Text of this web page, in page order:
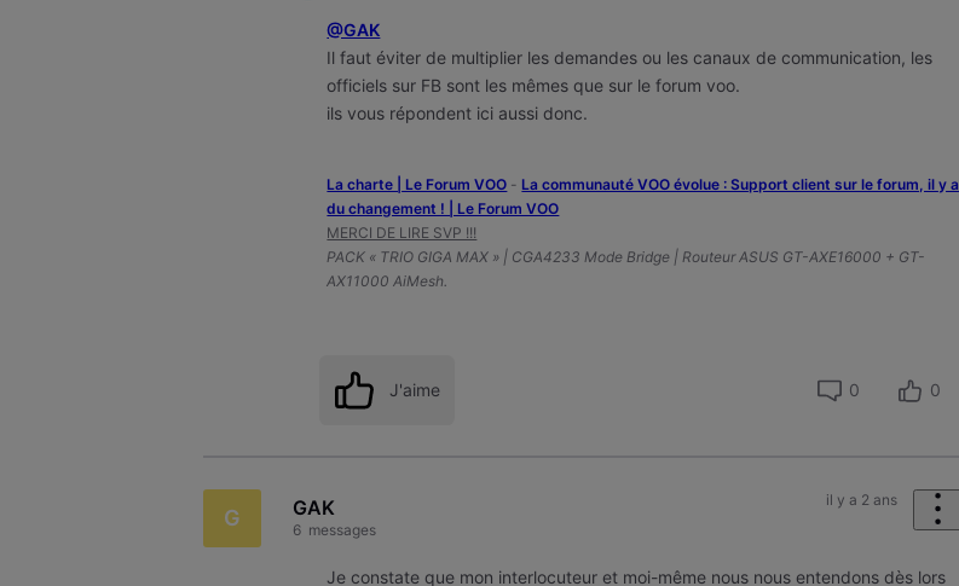
@GAK
Il faut éviter de multiplier les demandes ou les canaux de communication, les
officiels sur FB sont les mêmes que sur le forum voo.
ils vous répondent ici aussi donc.
La charte | Le Forum VOO - ‎La communauté VOO évolue : Support client sur le forum, il y a
du changement ! | Le Forum VOO
MERCI DE LIRE SVP !!!
PACK « TRIO GIGA MAX » | CGA4233 Mode Bridge | Routeur ASUS GT-AXE16000 + GT-
AX11000 AiMesh.
J'aime 0 0
G GAK
6 messages
il y a 2 ans
Je constate que mon interlocuteur et moi-même nous nous entendons dès lors